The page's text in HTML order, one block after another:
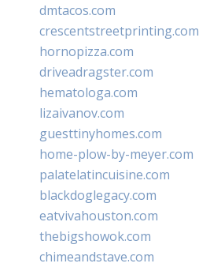
dmtacos.com
crescentstreetprinting.com
hornopizza.com
driveadragster.com
hematologa.com
lizaivanov.com
guesttinyhomes.com
home-plow-by-meyer.com
palatelatincuisine.com
blackdoglegacy.com
eatvivahouston.com
thebigshowok.com
chimeandstave.com